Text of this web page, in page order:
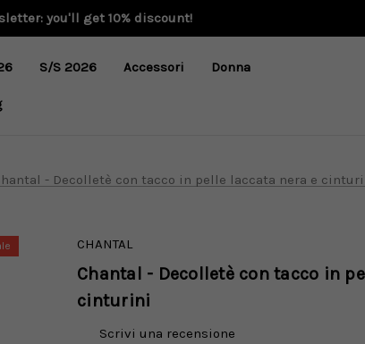
you'll get 10% discount!
S/S 2026 Accessori Donna
- Decolletè con tacco in pelle laccata nera e
CHANTAL
Chantal - Decolletè con tacco in
cinturini
Scrivi una recensione